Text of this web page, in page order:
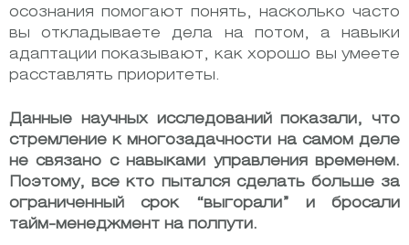
осознания помогают понять, насколько часто
вы откладываете дела на потом, а навыки
адаптации показывают, как хорошо вы умеете
расставлять приоритеты.
Данные научных исследований показали, что
стремление к многозадачности на самом деле
не связано с навыками управления временем.
Поэтому, все кто пытался сделать больше за
ограниченный срок “выгорали” и бросали
тайм-менеджмент на полпути.